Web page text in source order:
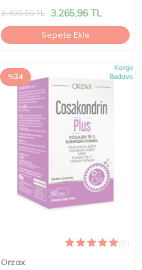
3.496,50TL 3.265,96TL
Sepete Ekle
%24
Kargo
Bedava
Orzax